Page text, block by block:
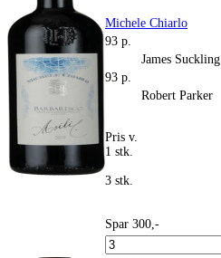
Michele Chiarlo
93 p.
James Suckling
93 p.
Robert Parker
Pris v.
1 stk.
3 stk.
Spar 300,-